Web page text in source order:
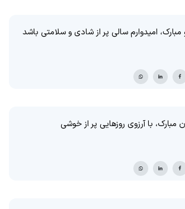
امیدوارم سالی پر از شادی و سلامتی باشد
مبارک، با آرزوی روزهایی پر از خوشی